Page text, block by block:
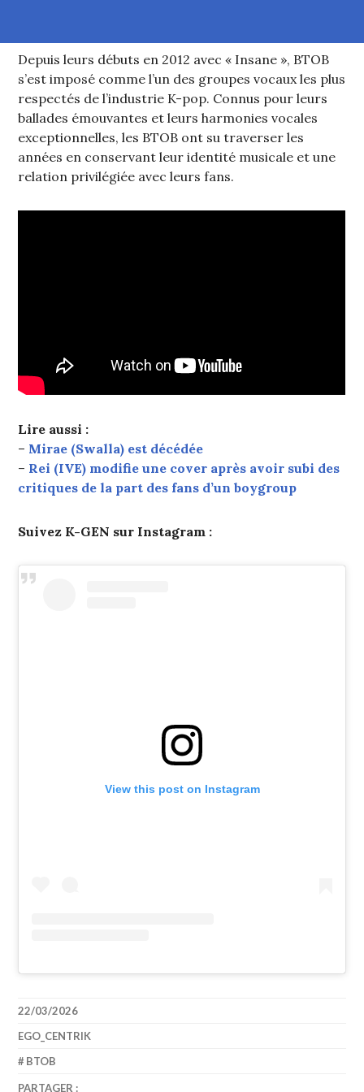
Depuis leurs débuts en 2012 avec « Insane », BTOB
s’est imposé comme l’un des groupes vocaux les plus
respectés de l’industrie K-pop. Connus pour leurs
ballades émouvantes et leurs harmonies vocales
exceptionnelles, les BTOB ont su traverser les
années en conservant leur identité musicale et une
relation privilégiée avec leurs fans.
Lire aussi :
– Mirae (Swalla) est décédée
– Rei (IVE) modifie une cover après avoir subi des
critiques de la part des fans d’un boygroup
Suivez K-GEN sur Instagram :
View this post on Instagram
22/03/2026
EGO_CENTRIK
BTOB
PARTAGER :